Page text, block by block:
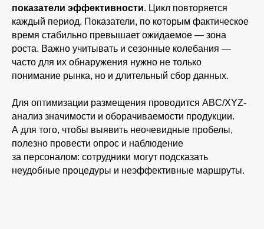
показатели эффективности. Цикл повторяется
каждый период. Показатели, по которым фактическое
время стабильно превышает ожидаемое — зона
роста. Важно учитывать и сезонные колебания —
часто для их обнаружения нужно не только
понимание рынка, но и длительный сбор данных.
Для оптимизации размещения проводится ABC/XYZ-
анализ значимости и оборачиваемости продукции.
А для того, чтобы выявить неочевидные пробелы,
полезно провести опрос и наблюдение
за персоналом: сотрудники могут подсказать
неудобные процедуры и неэффективные маршруты.